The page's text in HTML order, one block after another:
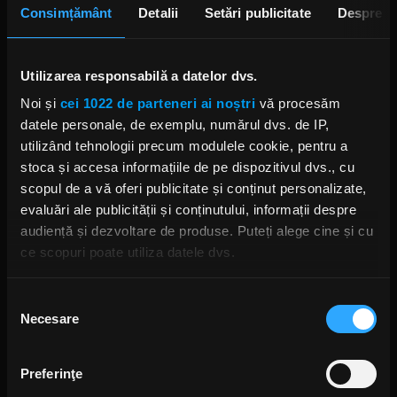
Consimțământ Detalii Setări publicitate Despre
Utilizarea responsabilă a datelor dvs.
Noi și cei 1022 de parteneri ai noștri vă procesăm
datele personale, de exemplu, numărul dvs. de IP,
utilizând tehnologii precum modulele cookie, pentru a
stoca și accesa informațiile de pe dispozitivul dvs., cu
scopul de a vă oferi publicitate și conținut personalizate,
evaluări ale publicității și conținutului, informații despre
audiență și dezvoltare de produse. Puteți alege cine și cu
ce scopuri poate utiliza datele dvs.
Să colectăm informațiile cu privire la locația dvs.
Să vă identificăm dispozitivul scanândul-l în mod
activ după caracteristici specifice (amprentare)
consimțământului
Necesare
Preferinţe
MG - invitat Sorin Ioniță
Morning Glory, cu Răzvan Exarhu,01:16:44
MG la Electric Castle - ziua 4
Morning Glory, cu Răzvan Exarhu